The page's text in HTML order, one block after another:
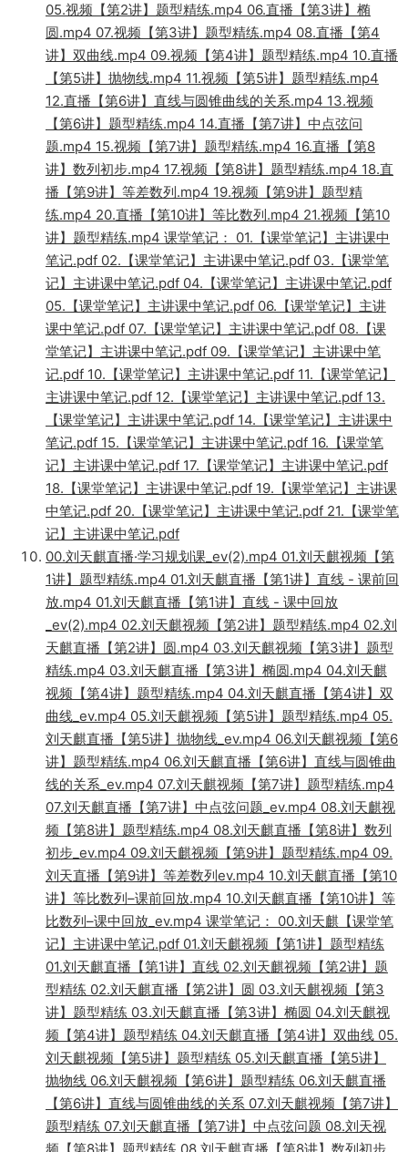
05.视频【第2讲】题型精练.mp4 06.直播【第3讲】椭
圆.mp4 07.视频【第3讲】题型精练.mp4 08.直播【第4
讲】双曲线.mp4 09.视频【第4讲】题型精练.mp4 10.直播
【第5讲】抛物线.mp4 11.视频【第5讲】题型精练.mp4
12.直播【第6讲】直线与圆锥曲线的关系.mp4 13.视频
【第6讲】题型精练.mp4 14.直播【第7讲】中点弦问
题.mp4 15.视频【第7讲】题型精练.mp4 16.直播【第8
讲】数列初步.mp4 17.视频【第8讲】题型精练.mp4 18.直
播【第9讲】等差数列.mp4 19.视频【第9讲】题型精
练.mp4 20.直播【第10讲】等比数列.mp4 21.视频【第10
讲】题型精练.mp4 课堂笔记： 01.【课堂笔记】主讲课中
笔记.pdf 02.【课堂笔记】主讲课中笔记.pdf 03.【课堂笔
记】主讲课中笔记.pdf 04.【课堂笔记】主讲课中笔记.pdf
05.【课堂笔记】主讲课中笔记.pdf 06.【课堂笔记】主讲
课中笔记.pdf 07.【课堂笔记】主讲课中笔记.pdf 08.【课
堂笔记】主讲课中笔记.pdf 09.【课堂笔记】主讲课中笔
记.pdf 10.【课堂笔记】主讲课中笔记.pdf 11.【课堂笔记】
主讲课中笔记.pdf 12.【课堂笔记】主讲课中笔记.pdf 13.
【课堂笔记】主讲课中笔记.pdf 14.【课堂笔记】主讲课中
笔记.pdf 15.【课堂笔记】主讲课中笔记.pdf 16.【课堂笔
记】主讲课中笔记.pdf 17.【课堂笔记】主讲课中笔记.pdf
18.【课堂笔记】主讲课中笔记.pdf 19.【课堂笔记】主讲课
中笔记.pdf 20.【课堂笔记】主讲课中笔记.pdf 21.【课堂笔
记】主讲课中笔记.pdf
00.刘天麒直播·学习规划课_ev(2).mp4 01.刘天麒视频【第
1讲】题型精练.mp4 01.刘天麒直播【第1讲】直线 - 课前回
放.mp4 01.刘天麒直播【第1讲】直线 - 课中回放
_ev(2).mp4 02.刘天麒视频【第2讲】题型精练.mp4 02.刘
天麒直播【第2讲】圆.mp4 03.刘天麒视频【第3讲】题型
精练.mp4 03.刘天麒直播【第3讲】椭圆.mp4 04.刘天麒
视频【第4讲】题型精练.mp4 04.刘天麒直播【第4讲】双
曲线_ev.mp4 05.刘天麒视频【第5讲】题型精练.mp4 05.
刘天麒直播【第5讲】抛物线_ev.mp4 06.刘天麒视频【第6
讲】题型精练.mp4 06.刘天麒直播【第6讲】直线与圆锥曲
线的关系_ev.mp4 07.刘天麒视频【第7讲】题型精练.mp4
07.刘天麒直播【第7讲】中点弦问题_ev.mp4 08.刘天麒视
频【第8讲】题型精练.mp4 08.刘天麒直播【第8讲】数列
初步_ev.mp4 09.刘天麒视频【第9讲】题型精练.mp4 09.
刘天直播【第9讲】等差数列ev.mp4 10.刘天麒直播【第10
讲】等比数列–课前回放.mp4 10.刘天麒直播【第10讲】等
比数列–课中回放_ev.mp4 课堂笔记： 00.刘天麒【课堂笔
记】主讲课中笔记.pdf 01.刘天麒视频【第1讲】题型精练
01.刘天麒直播【第1讲】直线 02.刘天麒视频【第2讲】题
型精练 02.刘天麒直播【第2讲】圆 03.刘天麒视频【第3
讲】题型精练 03.刘天麒直播【第3讲】椭圆 04.刘天麒视
频【第4讲】题型精练 04.刘天麒直播【第4讲】双曲线 05.
刘天麒视频【第5讲】题型精练 05.刘天麒直播【第5讲】
抛物线 06.刘天麒视频【第6讲】题型精练 06.刘天麒直播
【第6讲】直线与圆锥曲线的关系 07.刘天麒视频【第7讲】
题型精练 07.刘天麒直播【第7讲】中点弦问题 08.刘天视